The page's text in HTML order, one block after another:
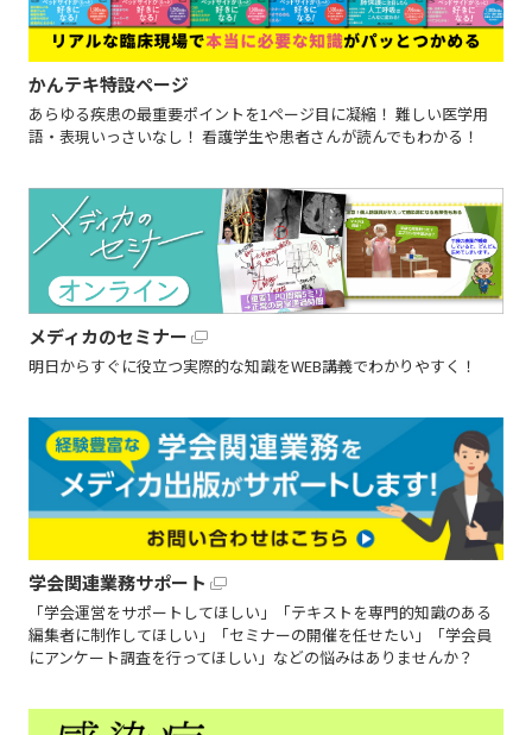
かんテキ特設ページ
あらゆる疾患の最重要ポイントを1ページ目に凝縮！ 難しい医学用
語・表現いっさいなし！ 看護学生や患者さんが読んでもわかる！
メディカのセミナー
明日からすぐに役立つ実際的な知識をWEB講義でわかりやすく！
学会関連業務サポート
「学会運営をサポートしてほしい」「テキストを専門的知識のある
編集者に制作してほしい」「セミナーの開催を任せたい」「学会員
にアンケート調査を行ってほしい」などの悩みはありませんか？